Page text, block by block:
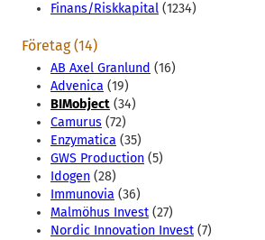
Finans/Riskkapital (1234)
Företag (14)
AB Axel Granlund (16)
Advenica (19)
BIMobject (34)
Camurus (72)
Enzymatica (35)
GWS Production (5)
Idogen (28)
Immunovia (36)
Malmöhus Invest (27)
Nordic Innovation Invest (7)